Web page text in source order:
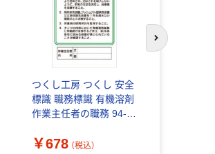
つくし工房 つくし 安全
標識 職務標識 有機溶剤
作業主任者の職務 94-H
￥678 （税込）
次のスライド